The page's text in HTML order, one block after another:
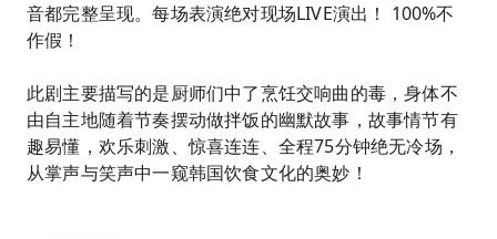
音都完整呈现。每场表演绝对现场LIVE演出！ 100%不
作假！
此剧主要描写的是厨师们中了烹饪交响曲的毒，身体不
由自主地随着节奏摆动做拌饭的幽默故事，故事情节有
趣易懂，欢乐刺激、惊喜连连、全程75分钟绝无冷场，
从掌声与笑声中一窥韩国饮食文化的奥妙！